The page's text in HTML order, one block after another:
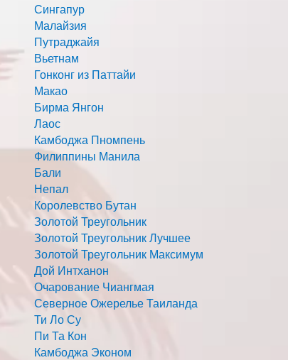
Сингапур
Малайзия
Путраджайя
Вьетнам
Гонконг из Паттайи
Макао
Бирма Янгон
Лаос
Камбоджа Пномпень
Филиппины Манила
Бали
Непал
Королевство Бутан
Золотой Треугольник
Золотой Треугольник Лучшее
Золотой Треугольник Максимум
Дой Интханон
Очарование Чиангмая
Северное Ожерелье Таиланда
Ти Ло Су
Пи Та Кон
Камбоджа Эконом